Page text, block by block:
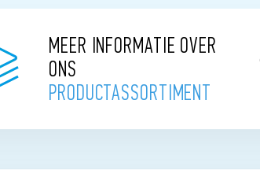
MEER INFORMATIE OVER
ONS
PRODUCTASSORTIMENT